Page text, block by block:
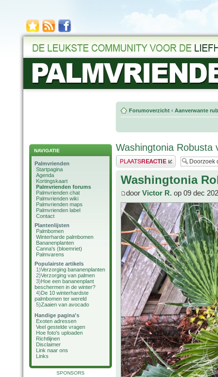
NAVIGATIE
Palmvrienden
Startpagina
Agenda
Kortingskaart
Palmvrienden forums
Palmvrienden chat
Palmvrienden wiki
Palmvrienden maps
Palmvrienden label
Contact
Plantenlijsten
Palmbomen
Winterharde palmbomen
Bananenplanten
Canna's (bloemriet)
Palmvarens
Populairste artikels
1)Verzorging bananenplanten
2)Verzorging van palmen
3)Hoe een bananenplant
beschermen in de winter?
4)De 10 winterhardste
palmbomen ter wereld
5)Zaaien van avocado
Handige pagina's
Exoten adressen
Veel gestelde vragen
Hoe foto's uploaden
Richtlijnen
Disclaimer
Link naar ons
Links
SPONSORS
Forumoverzicht ‹ Aanverwante
Washingtonia Robusta
Plaats een reactie
Washingtonia
door Victor R. op 09 dec